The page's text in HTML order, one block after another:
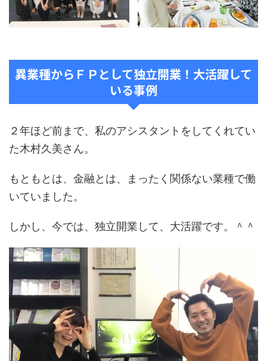
異業種からＦＰとして独立開業！大活躍して
いる事例
２年ほど前まで、私のアシスタントをしてくれてい
た木村久美さん。
もともとは、金融とは、まったく関係ない業種で働
いていました。
しかし、今では、独立開業して、大活躍です。＾＾